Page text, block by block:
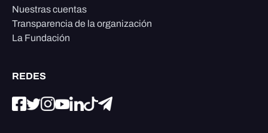
Nuestras cuentas
Transparencia de la organización
La Fundación
REDES